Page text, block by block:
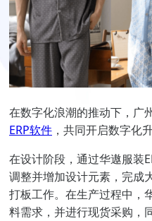
在数字化浪潮的推动下，广
ERP软件 ，共同开启数字化
在设计阶段，通过华遨服装
调整并增加设计元素，完成
打板工作。在生产过程中，
料需求，并进行现货采购，